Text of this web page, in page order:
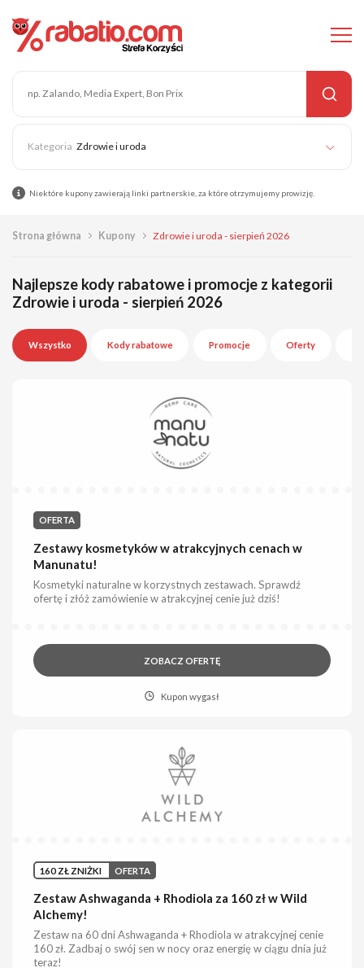
Zdrowie i uroda
Niektóre kupony zawierają linki partnerskie, za które otrzymujemy prowizję.
Strona główna Kupony Zdrowie i uroda - sierpień 2026
Najlepsze kody rabatowe i promocje z kategorii
Zdrowie i uroda - sierpień 2026
Wszystko Kody rabatowe Promocje Oferty
OFERTA
Zestawy kosmetyków w atrakcyjnych cenach w
Manunatu!
Kosmetyki naturalne w korzystnych zestawach. Sprawdź
ofertę i złóż zamówienie w atrakcyjnej cenie już dziś!
ZOBACZ OFERTĘ
Kupon wygasł
160 ZŁ ZNIŻKI OFERTA
Zestaw Ashwaganda + Rhodiola za 160 zł w Wild
Alchemy!
Zestaw na 60 dni Ashwaganda + Rhodiola w atrakcyjnej cenie
160 zł. Zadbaj o swój sen w nocy oraz energię w ciągu dnia już
teraz!